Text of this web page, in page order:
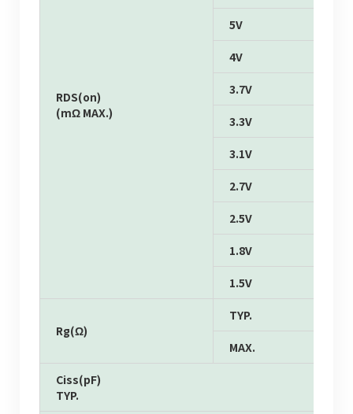
RDS(on)
(mΩ MAX.)
5V
4V
3.7V
3.3V
3.1V
2.7V
2.5V
1.8V
1.5V
Rg(Ω)
TYP.
MAX.
Ciss(pF)
TYP.